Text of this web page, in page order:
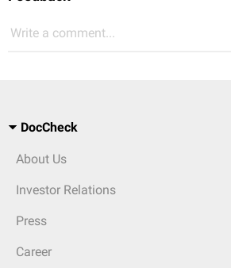
Write a comment...
DocCheck
About Us
Investor Relations
Press
Career